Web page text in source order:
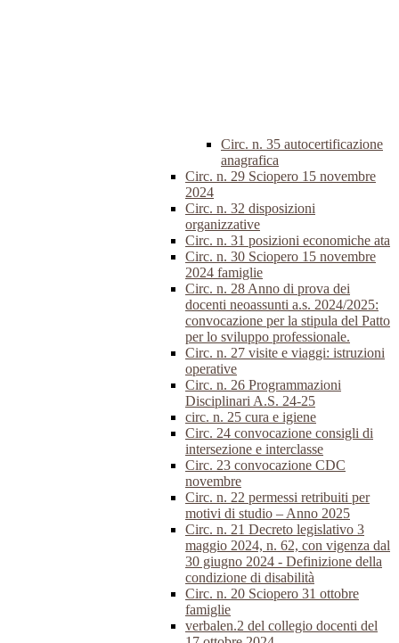
Circ. n. 35 autocertificazione
anagrafica
Circ. n. 29 Sciopero 15 novembre
2024
Circ. n. 32 disposizioni
organizzative
Circ. n. 31 posizioni economiche ata
Circ. n. 30 Sciopero 15 novembre
2024 famiglie
Circ. n. 28 Anno di prova dei
docenti neoassunti a.s. 2024/2025:
convocazione per la stipula del Patto
per lo sviluppo professionale.
Circ. n. 27 visite e viaggi: istruzioni
operative
Circ. n. 26 Programmazioni
Disciplinari A.S. 24-25
circ. n. 25 cura e igiene
Circ. 24 convocazione consigli di
intersezione e interclasse
Circ. 23 convocazione CDC
novembre
Circ. n. 22 permessi retribuiti per
motivi di studio – Anno 2025
Circ. n. 21 Decreto legislativo 3
maggio 2024, n. 62, con vigenza dal
30 giugno 2024 - Definizione della
condizione di disabilità
Circ. n. 20 Sciopero 31 ottobre
famiglie
verbalen.2 del collegio docenti del